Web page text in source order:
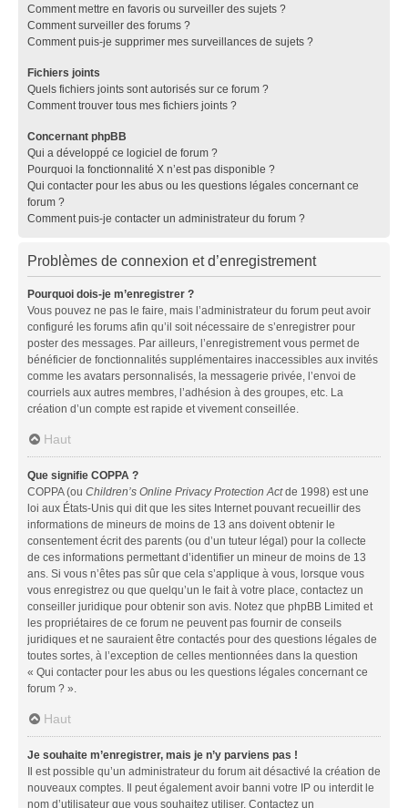
Comment mettre en favoris ou surveiller des sujets ?
Comment surveiller des forums ?
Comment puis-je supprimer mes surveillances de sujets ?
Fichiers joints
Quels fichiers joints sont autorisés sur ce forum ?
Comment trouver tous mes fichiers joints ?
Concernant phpBB
Qui a développé ce logiciel de forum ?
Pourquoi la fonctionnalité X n’est pas disponible ?
Qui contacter pour les abus ou les questions légales concernant ce
forum ?
Comment puis-je contacter un administrateur du forum ?
Problèmes de connexion et d’enregistrement
Pourquoi dois-je m’enregistrer ?
Vous pouvez ne pas le faire, mais l’administrateur du forum peut avoir
configuré les forums afin qu’il soit nécessaire de s’enregistrer pour
poster des messages. Par ailleurs, l’enregistrement vous permet de
bénéficier de fonctionnalités supplémentaires inaccessibles aux invités
comme les avatars personnalisés, la messagerie privée, l’envoi de
courriels aux autres membres, l’adhésion à des groupes, etc. La
création d’un compte est rapide et vivement conseillée.
Haut
Que signifie COPPA ?
COPPA (ou Children’s Online Privacy Protection Actde 1998) est une
loi aux États-Unis qui dit que les sites Internet pouvant recueillir des
informations de mineurs de moins de 13 ans doivent obtenir le
consentement écrit des parents (ou d’un tuteur légal) pour la collecte
de ces informations permettant d’identifier un mineur de moins de 13
ans. Si vous n’êtes pas sûr que cela s’applique à vous, lorsque vous
vous enregistrez ou que quelqu’un le fait à votre place, contactez un
conseiller juridique pour obtenir son avis. Notez que phpBB Limited et
les propriétaires de ce forum ne peuvent pas fournir de conseils
juridiques et ne sauraient être contactés pour des questions légales de
toutes sortes, à l’exception de celles mentionnées dans la question
« Qui contacter pour les abus ou les questions légales concernant ce
forum ? ».
Haut
Je souhaite m’enregistrer, mais je n’y parviens pas !
Il est possible qu’un administrateur du forum ait désactivé la création de
nouveaux comptes. Il peut également avoir banni votre IP ou interdit le
nom d’utilisateur que vous souhaitez utiliser. Contactez un